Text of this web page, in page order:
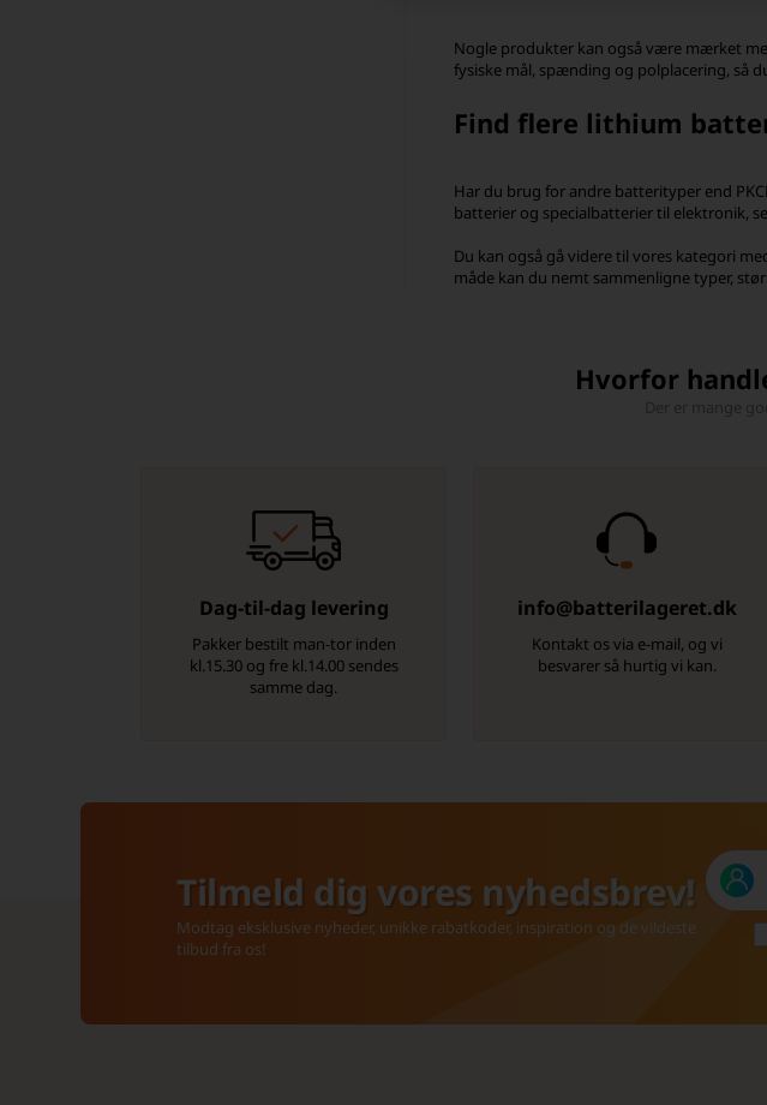
Nogle produkter kan også være mærket
fysiske mål, spænding og polplacering, så
Find flere lithium
Har du brug for andre batterityper end
batterier og specialbatterier til elektronik,
Du kan også gå videre til vores kategori
måde kan du nemt sammenligne typer,
Hvorfor
Dag-til-dag levering
Pakker bestilt man-tor inden
kl.15.30 og fre kl.14.00 sendes
samme dag.
info@batterilageret.dk
Kontakt os via e-mail, og vi
besvarer så hurtig vi kan.
Tilmeld dig vores nyhedsbrev!
Modtag eksklusive nyheder, unikke rabatkoder, inspiration og de vildeste
tilbud fra os!